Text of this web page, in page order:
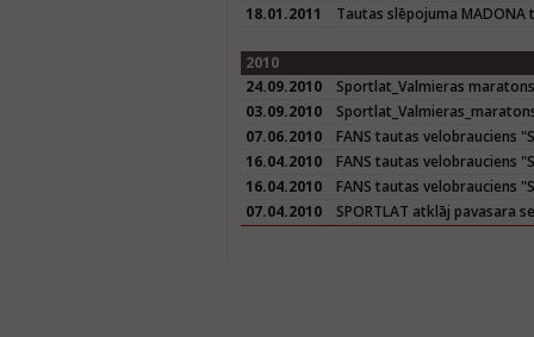
18.01.2011
Tautas slēpojuma
2010
24.09.2010
Sportlat_Valmieras
03.09.2010
07.06.2010
FANS tautas velobrauciens
16.04.2010
FANS tautas velobrauciens
16.04.2010
FANS tautas velobrauciens
07.04.2010
SPORTLAT atklāj pavasara